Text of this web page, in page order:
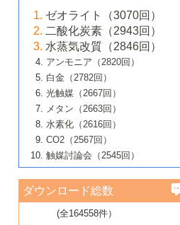
大学：オンライン・対面開催）
6号 メタン転換技術の最新動向
B号 第125回触媒討論会（2020年・工学
院大学）
5号 固体触媒による含窒素有機化合物変
換の最前線
6号 貴金属使用量低減に向けた自動車排
ガス浄化触媒の開発
B号 第123回触媒討論会（2019年・大阪
B号 第121回触媒討論会（2018年・東京
大学）
5号 水素のふるまいを解き明かす最先端
研究
6号 低級アルカンの有効利用のための触
媒技術
B号 第119回触媒討論会（2017年・首都
大学東京）
媒技術
3号 触媒研究の最先端～とびたて若き研究
者たち～（1）
4号 触媒研究の最先端～とびたて若き研究
者たち～（2）
5号 触媒研究の最先端～とびたて若き研究
者たち～（3）
6号 イオニクス材料と燃料電池・電解合成
の最新の研究動向
B号 第117回触媒討論会（2016年・大阪府
立大学）
2号 石油精製用触媒の最近の進展
3号 固体酸化物形燃料電池（SOFC）におけ
るアノード触媒上での燃料直接改質技術
4号 コアシェル構造の制御による触媒機能
5号 工業触媒およびその周辺技術の最近の
進歩
6号 ナノシート
B号 第115回触媒討論会（2015年・成蹊大
2号 光触媒反応機構に関する最新の研究動
向
開発動向
4号 人工光合成に向けた近年のアプローチ
5号 未利用熱エネルギーの有効活用に貢献
する触媒技術
6号 ポリオキソメタレート
B号 第113回触媒討論会（2014年・ロワジ
ールホテル豊橋）
1号 高耐久性燃料電池システム用触媒にお
ける新展開
2号 リビングラジカル重合の最近の動向
3号 天然ガスの化学工業的展開に関する触
媒技術
4号 貴金属触媒の精密構造制御とその活用
5号 バイオマス化成品製造のための固体触
6号 ナノ空間─吸着状態解析から新機能開拓
B号 第111回触媒討論会（2013年・関西大
▼54巻（2012年）
1号 規則性多孔体の利用技術における最近
の進歩
2号 第109回触媒討論会
3号 貴金属低減技術の最新動向
4号 貴金属代替技術の最新動向
5号 光触媒による物質変換反応の新展開
6号 グラフェン
7号 水素を利用する化成品合成の新潮流
▼53巻（2011年）
1号 金属学から見る合金触媒の新展開
2号 第107回触媒討論会
3号 触媒のその場観察法の進歩（１）
4号 触媒のその場観察法の進歩（２）
5号 不活性結合の触媒的活性化による有機
合成
6号 新しい固体酸触媒技術
7号 ゼオライト合成における最近の進歩
▼52巻（2010年）
1号 触媒の劣化対策と長寿命触媒開発
2号 第105回触媒討論会
3号 ナノ構造が拓く新機能
4号 活性サイトおよびその環境の精密な設
計による触媒の高機能化
5号 触媒を有効に使うための技術
7号 有機分子触媒による精密有機合成
1号 炭素材料－熱い注目を集める材料－
2号 第103回触媒討論会
3号 環境浄化用光触媒の現状と課題
4号 水素社会の実現に向けた水素製造・貯
蔵技術の進歩
5号 CO2が関わる触媒・材料
▼50巻（2008年）
1号 触媒化学と学会のこの10年，半世紀，
そして未来
2号 第101回触媒討論会
4号 錯体を利用したユニークな表面構造の
構築と機能
▼49巻（2007年）
1号 含フッ素化合物の合成と触媒
2号 第99回触媒討論会
3号 実用的ファインケミカル合成プロセス
を実現する触媒
▼48巻（2006年）
1号 固体酸触媒の最近の進歩
2号 第97回触媒討論会
3号 リビング重合触媒の最近の展開
1号 最近の触媒担体とその効果
2号 第95回触媒討論会
▼46巻（2004年）
1号 部分酸化反応触媒の最前線
▼45巻（2003年）
ゼオライト（3070回）
二酸化炭素（2943回）
水蒸気改質（2846回）
アンモニア（2820回）
白金（2782回）
光触媒（2667回）
メタン（2663回）
水素化（2616回）
CO2（2567回）
触媒討論会（2545回）
ダウンロード総数
(全164558件）